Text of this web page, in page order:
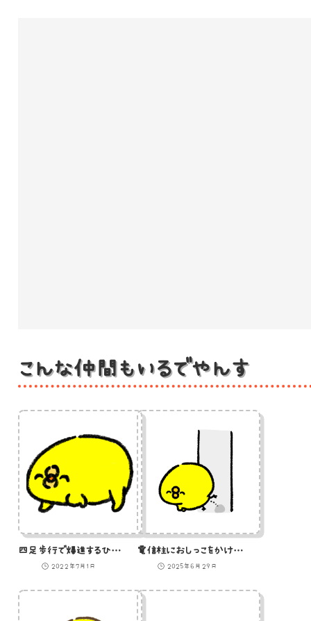
こんな仲間もいるでやんす
四足歩行で爆進するひよこ（GIFアニメ）
2022年7月1日
電信柱におしっこをかけるひよこ
2025年6月29日